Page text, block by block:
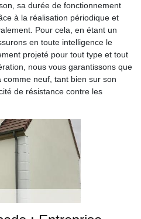
sa durée de fonctionnement
à la réalisation périodique et
Pour cela, en étant un
en toute intelligence le
projeté pour tout type et tout
nous vous garantissons que
neuf, tant bien sur son
de résistance contre les